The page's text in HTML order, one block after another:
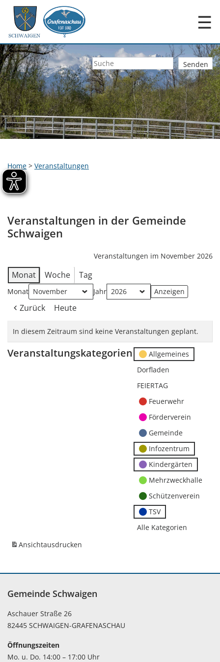
☰
Home > Veranstaltungen
Veranstaltungen in der Gemeinde
Schwaigen
Veranstaltungen im November 2026
Monat Woche Tag
Monat Jahr
Zurück Heute
In diesem Zeitraum sind keine Veranstaltungen geplant.
Veranstaltungskategorien
Allgemeines
Dorfladen
FEIERTAG
Feuerwehr
Förderverein
Gemeinde
Infozentrum
Kindergärten
Mehrzweckhalle
Schützenverein
TSV
Alle Kategorien
Ansichtausdrucken
Gemeinde Schwaigen
Aschauer Straße 26
82445 SCHWAIGEN-GRAFENASCHAU
Öffnungszeiten
Mo. u. Do. 14:00 – 17:00 Uhr